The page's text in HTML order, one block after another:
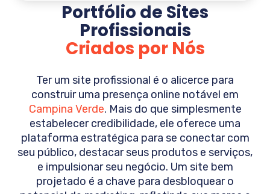
Portfólio de Sites
Profissionais
Criados por Nós
Ter um site profissional é o alicerce para
construir uma presença online notável em
Campina Verde. Mais do que simplesmente
estabelecer credibilidade, ele oferece uma
plataforma estratégica para se conectar com
seu público, destacar seus produtos e serviços,
e impulsionar seu negócio. Um site bem
projetado é a chave para desbloquear o